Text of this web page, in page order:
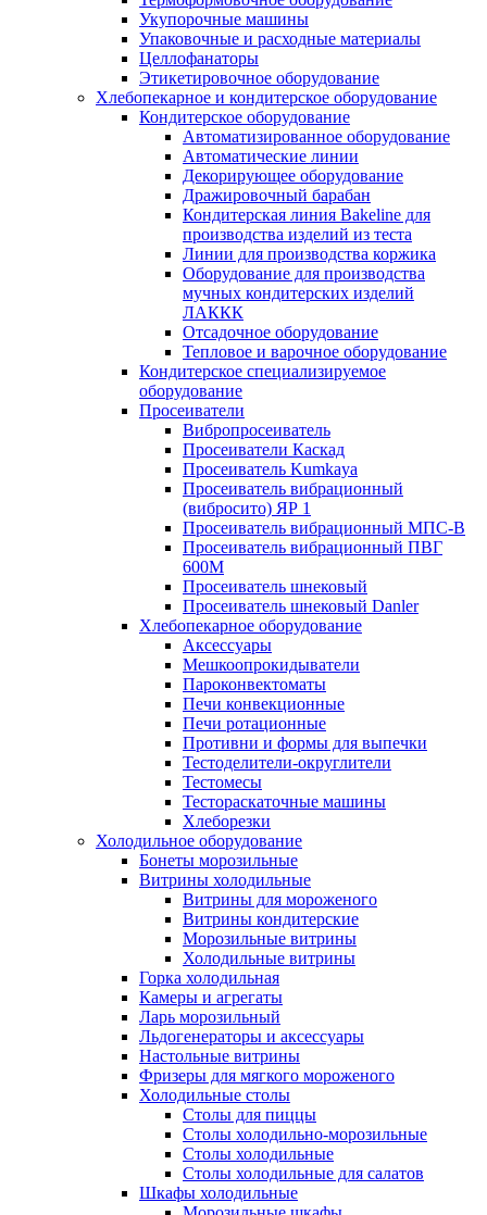
Укупорочные машины
Упаковочные и расходные материалы
Целлофанаторы
Этикетировочное оборудование
Хлебопекарное и кондитерское оборудование
Кондитерское оборудование
Автоматизированное оборудование
Автоматические линии
Декорирующее оборудование
Дражировочный барабан
Кондитерская линия Bakeline для
производства изделий из теста
Линии для производства коржика
Оборудование для производства
мучных кондитерских изделий
ЛАККК
Отсадочное оборудование
Тепловое и варочное оборудование
Кондитерское специализируемое
оборудование
Просеиватели
Вибропросеиватель
Просеиватели Каскад
Просеиватель Kumkaya
Просеиватель вибрационный
(вибросито) ЯР 1
Просеиватель вибрационный МПС-В
Просеиватель вибрационный ПВГ
600М
Просеиватель шнековый
Просеиватель шнековый Danler
Хлебопекарное оборудование
Аксессуары
Мешкоопрокидыватели
Пароконвектоматы
Печи конвекционные
Печи ротационные
Противни и формы для выпечки
Тестоделители-округлители
Тестомесы
Тестораскаточные машины
Хлеборезки
Холодильное оборудование
Бонеты морозильные
Витрины холодильные
Витрины для мороженого
Витрины кондитерские
Морозильные витрины
Холодильные витрины
Горка холодильная
Камеры и агрегаты
Ларь морозильный
Льдогенераторы и аксессуары
Настольные витрины
Фризеры для мягкого мороженого
Холодильные столы
Столы для пиццы
Столы холодильно-морозильные
Столы холодильные
Столы холодильные для салатов
Шкафы холодильные